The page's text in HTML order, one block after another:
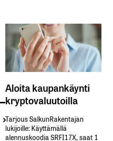
Aloita kaupankäynti
kryptovaluutoilla
Tarjous SalkunRakentajan
lukijoille: Käyttämällä​ ​
alennuskoodia​ ​SRFI17X,​ ​saat​ ​1